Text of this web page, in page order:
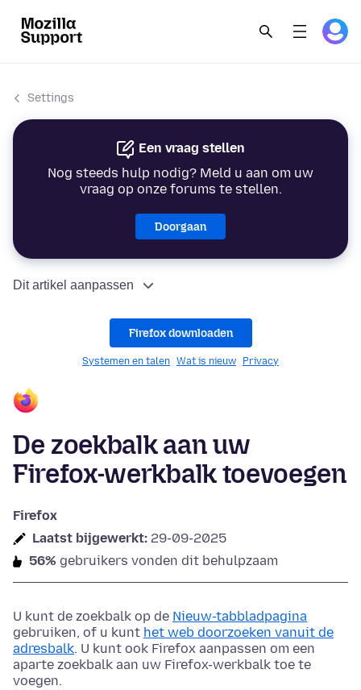
Settings
Een vraag stellen
Nog steeds hulp nodig? Meld u aan om uw
vraag op onze forums te stellen.
Doorgaan
Dit artikel aanpassen
Firefox downloaden
Systemen en talen Wat is nieuw Privacy
De zoekbalk aan uw
Firefox-werkbalk toevoegen
Firefox
Laatst bijgewerkt: 29-09-2025
56% gebruikers vonden dit behulpzaam
U kunt de zoekbalk op de Nieuw-tabbladpagina
gebruiken, of u kunt het web doorzoeken vanuit de
adresbalk. U kunt ook Firefox aanpassen om een
aparte zoekbalk aan uw Firefox-werkbalk toe te
voegen.